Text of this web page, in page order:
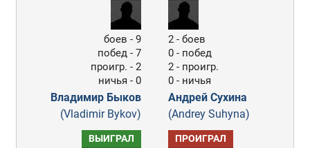
боев - 9
побед - 7
проигр. - 2
ничья - 0
Владимир Быков
(Vladimir Bykov)
2 - боев
0 - побед
2 - проигр.
0 - ничья
Андрей Сухина
(Andrey Suhyna)
ВЫИГРАЛ ПРОИГРАЛ